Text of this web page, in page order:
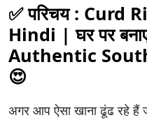
✅ परिचय : Curd
Hindi | घर पर
Authentic
😍
अगर आप ऐसा खाना ढूंढ रहे हैं